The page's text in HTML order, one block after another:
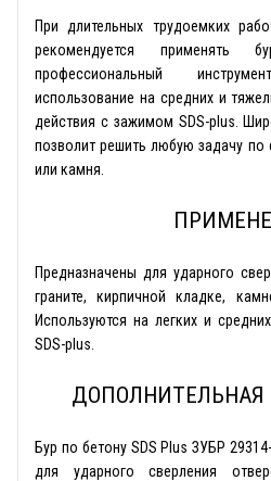
При длительных трудоемких
рекомендуется
профессиональный
использование на средних и
действия с зажимом SDS-plus.
позволит решить любую задачу по
или камня.
Предназначены для ударного
граните, кирпичной кладке,
Используются на легких и
SDS-plus.
Бур по бетону SDS Plus ЗУБР
для ударного сверления